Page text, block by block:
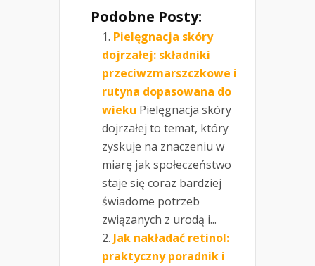
Podobne Posty:
Pielęgnacja skóry
dojrzałej: składniki
przeciwzmarszczkowe i
rutyna dopasowana do
wieku Pielęgnacja skóry
dojrzałej to temat, który
zyskuje na znaczeniu w
miarę jak społeczeństwo
staje się coraz bardziej
świadome potrzeb
związanych z urodą i...
Jak nakładać retinol:
praktyczny poradnik i